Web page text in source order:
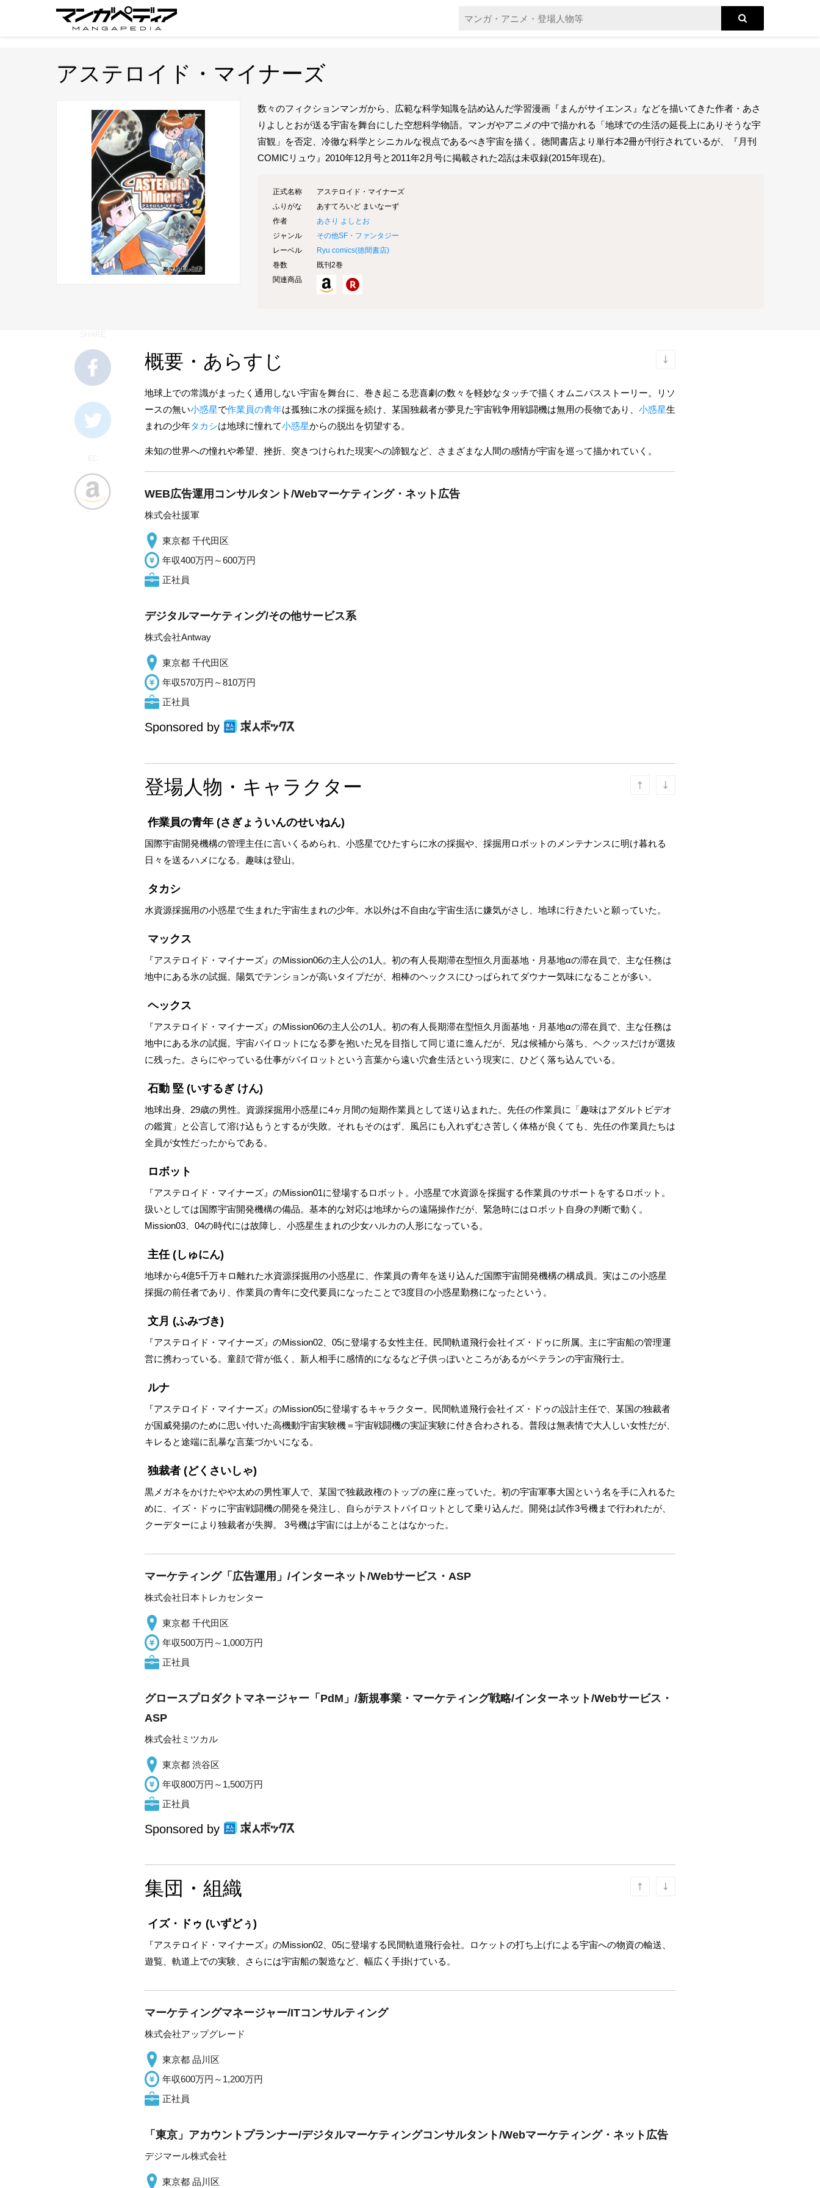
アステロイド・マイナーズ
数々のフィクションマンガから、広範な科学知識を詰め込んだ学習漫画『まんがサイエンス』などを描いてきた作者・あさ
りよしとおが送る宇宙を舞台にした空想科学物語。マンガやアニメの中で描かれる「地球での生活の延長上にありそうな宇
宙観」を否定、冷徹な科学とシニカルな視点であるべき宇宙を描く。徳間書店より単行本2冊が刊行されているが、『月刊
COMICリュウ』2010年12月号と2011年2月号に掲載された2話は未収録(2015年現在)。
正式名称
アステロイド・マイナーズ
ふりがな
あすてろいど まいなーず
作者
あさり よしとお
ジャンル
その他SF・ファンタジー
レーベル
Ryu comics(徳間書店)
巻数
既刊2巻
関連商品
概要・あらすじ
地球上での常識がまったく通用しない宇宙を舞台に、巻き起こる悲喜劇の数々を軽妙なタッチで描くオムニバスストーリー。リソ
ースの無い小惑星で作業員の青年は孤独に水の採掘を続け、某国独裁者が夢見た宇宙戦争用戦闘機は無用の長物であり、 小惑星生
まれの少年タカシは地球に憧れて小惑星からの脱出を切望する。
未知の世界への憧れや希望、挫折、突きつけられた現実への諦観など、さまざまな人間の感情が宇宙を巡って描かれていく。
WEB広告運用コンサルタント/Webマーケティング・ネット広告
株式会社援軍
東京都 千代田区
年収400万円～600万円
正社員
デジタルマーケティング/その他サービス系
株式会社Antway
東京都 千代田区
年収570万円～810万円
正社員
Sponsored by
登場人物・キャラクター
作業員の青年 (さぎょういんのせいねん)
国際宇宙開発機構の管理主任に言いくるめられ、小惑星でひたすらに水の採掘や、採掘用ロボットのメンテナンスに明け暮れる
日々を送るハメになる。趣味は登山。
タカシ
水資源採掘用の小惑星で生まれた宇宙生まれの少年。水以外は不自由な宇宙生活に嫌気がさし、地球に行きたいと願っていた。
マックス
『アステロイド・マイナーズ』のMission06の主人公の1人。初の有人長期滞在型恒久月面基地・月基地αの滞在員で、主な任務は
地中にある氷の試掘。陽気でテンションが高いタイプだが、相棒のヘックスにひっぱられてダウナー気味になることが多い。
ヘックス
『アステロイド・マイナーズ』のMission06の主人公の1人。初の有人長期滞在型恒久月面基地・月基地αの滞在員で、主な任務は
地中にある氷の試掘。宇宙パイロットになる夢を抱いた兄を目指して同じ道に進んだが、兄は候補から落ち、ヘクッスだけが選抜
に残った。さらにやっている仕事がパイロットという言葉から遠い穴倉生活という現実に、ひどく落ち込んでいる。
石動 堅(いするぎ けん)
地球出身、29歳の男性。資源採掘用小惑星に4ヶ月間の短期作業員として送り込まれた。先任の作業員に「趣味はアダルトビデオ
の鑑賞」と公言して溶け込もうとするが失敗。それもそのはず、風呂にも入れずむさ苦しく体格が良くても、先任の作業員たちは
全員が女性だったからである。
ロボット
『アステロイド・マイナーズ』のMission01に登場するロボット。小惑星で水資源を採掘する作業員のサポートをするロボット。
扱いとしては国際宇宙開発機構の備品。基本的な対応は地球からの遠隔操作だが、緊急時にはロボット自身の判断で動く。
Mission03、04の時代には故障し、小惑星生まれの少女ハルカの人形になっている。
主任(しゅにん)
地球から4億5千万キロ離れた水資源採掘用の小惑星に、作業員の青年を送り込んだ国際宇宙開発機構の構成員。実はこの小惑星
採掘の前任者であり、作業員の青年に交代要員になったことで3度目の小惑星勤務になったという。
文月 (ふみづき)
『アステロイド・マイナーズ』のMission02、05に登場する女性主任。民間軌道飛行会社イズ・ドゥに所属。主に宇宙船の管理運
営に携わっている。童顔で背が低く、新人相手に感情的になるなど子供っぽいところがあるがベテランの宇宙飛行士。
ルナ
『アステロイド・マイナーズ』のMission05に登場するキャラクター。民間軌道飛行会社イズ・ドゥの設計主任で、某国の独裁者
が国威発揚のために思い付いた高機動宇宙実験機＝宇宙戦闘機の実証実験に付き合わされる。普段は無表情で大人しい女性だが、
キレると途端に乱暴な言葉づかいになる。
独裁者 (どくさいしゃ)
黒メガネをかけたやや太めの男性軍人で、某国で独裁政権のトップの座に座っていた。初の宇宙軍事大国という名を手に入れるた
めに、イズ・ドゥに宇宙戦闘機の開発を発注し、自らがテストパイロットとして乗り込んだ。開発は試作3号機まで行われたが、
クーデターにより独裁者が失脚。 3号機は宇宙には上がることはなかった。
マーケティング「広告運用」/インターネット/Webサービス・ASP
株式会社日本トレカセンター
東京都 千代田区
年収500万円～1,000万円
正社員
グロースプロダクトマネージャー「PdM」/新規事業・マーケティング戦略/インターネット/Webサービス・
ASP
株式会社ミツカル
東京都 渋谷区
年収800万円～1,500万円
正社員
Sponsored by
集団・組織
イズ・ドゥ (いずどぅ)
『アステロイド・マイナーズ』のMission02、05に登場する民間軌道飛行会社。ロケットの打ち上げによる宇宙への物資の輸送、
遊覧、軌道上での実験、さらには宇宙船の製造など、幅広く手掛けている。
マーケティングマネージャー/ITコンサルティング
株式会社アップグレード
東京都 品川区
年収600万円～1,200万円
正社員
「東京」アカウントプランナー/デジタルマーケティングコンサルタント/Webマーケティング・ネット広告
デジマール株式会社
東京都 品川区